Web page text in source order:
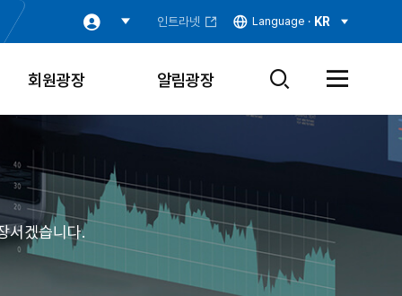
인트라넷 Language · KR
회원광장 알림광장
검
기
전
서겠습니다.